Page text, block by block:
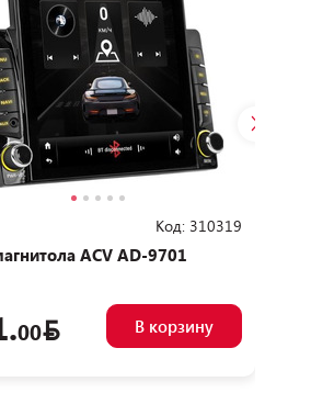
Код: 310319
ACV AD-9701
00 В корзину